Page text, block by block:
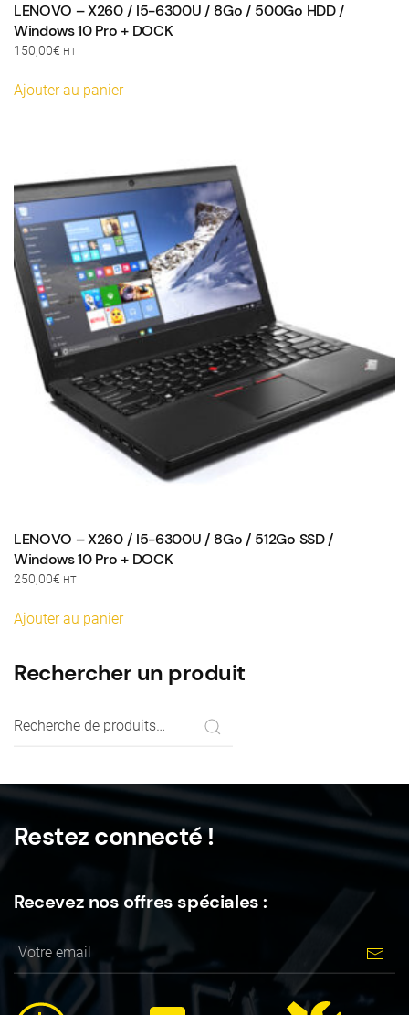
LENOVO – X260 / I5-6300U / 8Go / 500Go HDD /
Windows 10 Pro + DOCK
150,00€ HT
Ajouter au panier
LENOVO – X260 / I5-6300U / 8Go / 512Go SSD /
Windows 10 Pro + DOCK
250,00€ HT
Ajouter au panier
Rechercher un produit
Recherche
Restez connecté !
Recevez nos offres spéciales :